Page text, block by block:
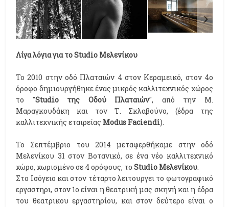
Λίγα λόγια για το Studio Μελενίκου
Το 2010 στην οδό Πλαταιών 4 στον Κεραμεικό, στον 4ο
όροφο δημιουργήθηκε ένας μικρός καλλιτεχνικός χώρος
το "Studio της Οδού Πλαταιών", από την Μ.
Μαραγκουδάκη και τον Τ. Σκλαβούνο, (έδρα της
καλλιτεχνικής εταιρείας Modus Faciendi).
Το Σεπτέμβριο του 2014 μεταφερθήκαμε στην οδό
Μελενίκου 31 στον Βοτανικό, σε ένα νέο καλλιτεχνικό
χώρο, χωρισμένο σε 4 ορόφους, τοStudio Μελενίκου.
Στο Ισόγειο και στον τέταρτο λειτουργει το φωτογραφικό
εργαστηρι, στον 1ο είναι η θεατρική μας σκηνή και η έδρα
του θεατρικου εργαστηρίου, και στον δεύτερο είναι ο